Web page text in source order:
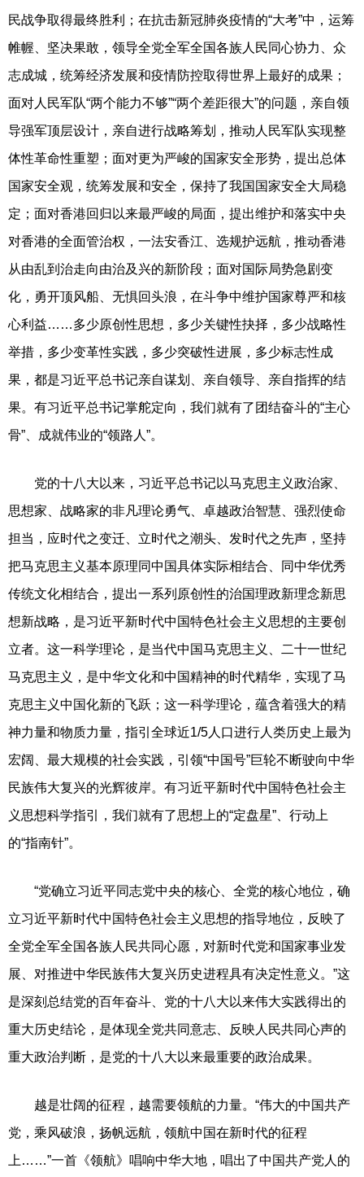
民战争取得最终胜利；在抗击新冠肺炎疫情的“大考”中，运筹
帷幄、坚决果敢，领导全党全军全国各族人民同心协力、众
志成城，统筹经济发展和疫情防控取得世界上最好的成果；
面对人民军队“两个能力不够”“两个差距很大”的问题，亲自领
导强军顶层设计，亲自进行战略筹划，推动人民军队实现整
体性革命性重塑；面对更为严峻的国家安全形势，提出总体
国家安全观，统筹发展和安全，保持了我国国家安全大局稳
定；面对香港回归以来最严峻的局面，提出维护和落实中央
对香港的全面管治权，一法安香江、选规护远航，推动香港
从由乱到治走向由治及兴的新阶段；面对国际局势急剧变
化，勇开顶风船、无惧回头浪，在斗争中维护国家尊严和核
心利益……多少原创性思想，多少关键性抉择，多少战略性
举措，多少变革性实践，多少突破性进展，多少标志性成
果，都是习近平总书记亲自谋划、亲自领导、亲自指挥的结
果。有习近平总书记掌舵定向，我们就有了团结奋斗的“主心
骨”、成就伟业的“领路人”。
党的十八大以来，习近平总书记以马克思主义政治家、
思想家、战略家的非凡理论勇气、卓越政治智慧、强烈使命
担当，应时代之变迁、立时代之潮头、发时代之先声，坚持
把马克思主义基本原理同中国具体实际相结合、同中华优秀
传统文化相结合，提出一系列原创性的治国理政新理念新思
想新战略，是习近平新时代中国特色社会主义思想的主要创
立者。这一科学理论，是当代中国马克思主义、二十一世纪
马克思主义，是中华文化和中国精神的时代精华，实现了马
克思主义中国化新的飞跃；这一科学理论，蕴含着强大的精
神力量和物质力量，指引全球近1/5人口进行人类历史上最为
宏阔、最大规模的社会实践，引领“中国号”巨轮不断驶向中华
民族伟大复兴的光辉彼岸。有习近平新时代中国特色社会主
义思想科学指引，我们就有了思想上的“定盘星”、行动上
的“指南针”。
“党确立习近平同志党中央的核心、全党的核心地位，确
立习近平新时代中国特色社会主义思想的指导地位，反映了
全党全军全国各族人民共同心愿，对新时代党和国家事业发
展、对推进中华民族伟大复兴历史进程具有决定性意义。”这
是深刻总结党的百年奋斗、党的十八大以来伟大实践得出的
重大历史结论，是体现全党共同意志、反映人民共同心声的
重大政治判断，是党的十八大以来最重要的政治成果。
越是壮阔的征程，越需要领航的力量。“伟大的中国共产
党，乘风破浪，扬帆远航，领航中国在新时代的征程
上……”一首《领航》唱响中华大地，唱出了中国共产党人的